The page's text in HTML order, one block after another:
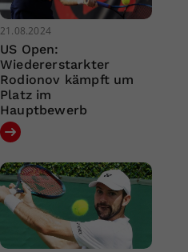
21.08.2024
US Open:
Wiedererstarkter
Rodionov kämpft um
Platz im
Hauptbewerb